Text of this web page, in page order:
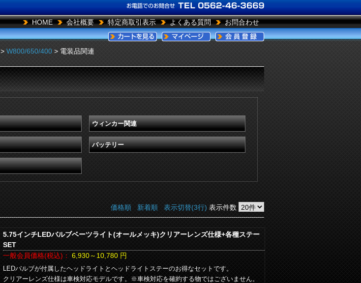
HOME 会社概要 特定商取引表示 よくある質問 お問合わせ
> W800/650/400 > 電装品関連
ウィンカー関連
バッテリー
価格順 新着順 表示切替(3行) 表示件数
5.75インチLEDバルブベーツライト(オールメッキ)クリアーレンズ仕様+各種ステー
SET
一般会員価格(税込)： 6,930～10,780円
LEDバルブが付属したヘッドライトとヘッドライトステーのお得なセットです。
クリアーレンズ仕様は車検対応モデルです。※車検対応を確約する物ではございません。